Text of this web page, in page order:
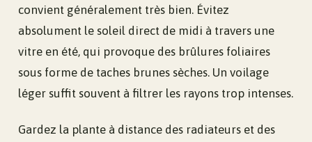
convient généralement très bien. Évitez
absolument le soleil direct de midi à travers une
vitre en été, qui provoque des brûlures foliaires
sous forme de taches brunes sèches. Un voilage
léger suffit souvent à filtrer les rayons trop intenses.
Gardez la plante à distance des radiateurs et des